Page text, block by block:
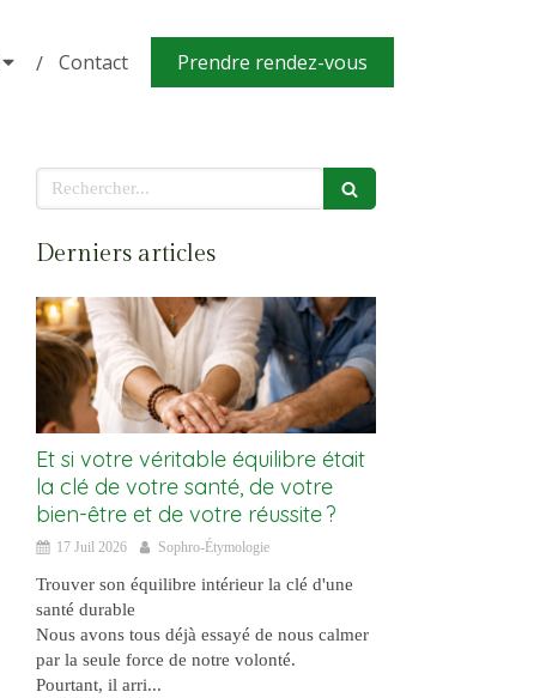
Contact Prendre rendez-vous
Rechercher
Derniers articles
Et si votre véritable équilibre était
la clé de votre santé, de votre
bien-être et de votre réussite ?
17 Juil 2026 Sophro-Étymologie
Trouver son équilibre intérieur la clé d'une
santé durable
Nous avons tous déjà essayé de nous calmer
par la seule force de notre volonté.
Pourtant, il arri...